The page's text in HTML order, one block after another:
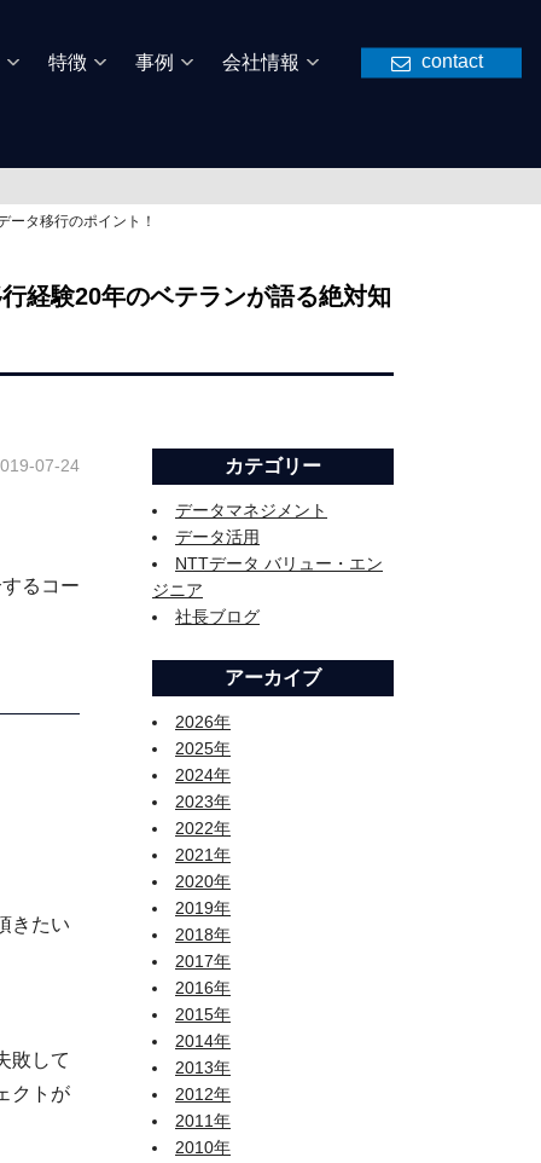
特徴 事例 会社情報 contact
ータ移行のポイント！
経験20年のベテランが語る絶対知
07-24
るコー
きたい
敗して
クトが
カテゴリー
データマネジメント
データ活用
NTTデータ バリュー・エン
ジニア
社長ブログ
アーカイブ
2026年
2025年
2024年
2023年
2022年
2021年
2020年
2019年
2018年
2017年
2016年
2015年
2014年
2013年
2012年
2011年
2010年